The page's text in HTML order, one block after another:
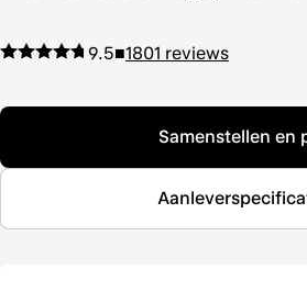
9.5■1801 reviews
Samenstellen en